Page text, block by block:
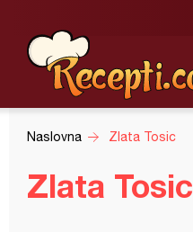
Naslovna Zlata Tosic
Zlata Tosic